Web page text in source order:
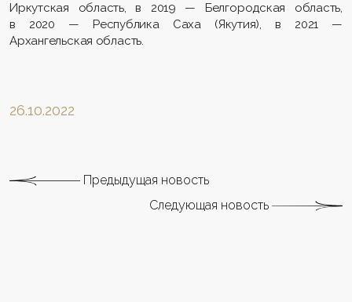
Иркутская область, в 2019 — Белгородская область,
в 2020 — Республика Саха (Якутия), в 2021 —
Архангельская область.
26.10.2022
Предыдущая новость
Следующая новость